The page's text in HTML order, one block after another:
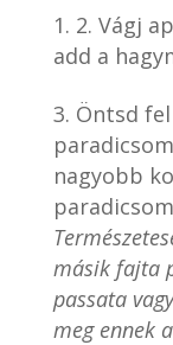
2. Vágj
add a
Öntsd
nagyobb
másik fajta
passata
meg ennek